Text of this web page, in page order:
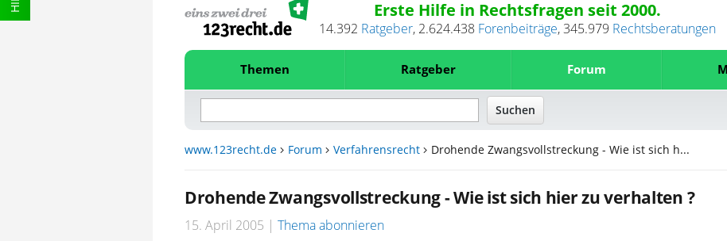
Erste Hilfe in Rechtsfragen seit 2000.
14.392 Ratgeber, 2.624.438 Forenbeiträge,345.979 Rechtsberatungen
Themen Ratgeber Forum
www.123recht.de Forum Verfahrensrecht Drohende Zwangsvollstreckung - Wie ist sich h...
Drohende Zwangsvollstreckung - Wie ist sich hier zu verhalten ?
15. April 2005 Thema abonnieren